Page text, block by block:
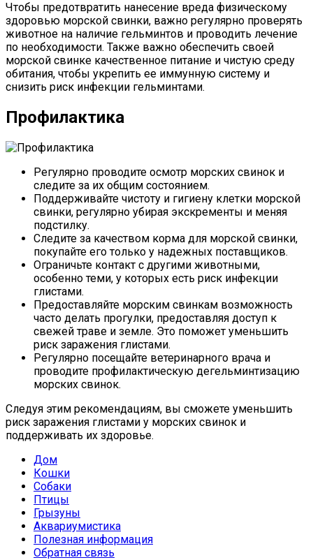
Чтобы предотвратить нанесение вреда физическому
здоровью морской свинки, важно регулярно проверять
животное на наличие гельминтов и проводить лечение
по необходимости. Также важно обеспечить своей
морской свинке качественное питание и чистую среду
обитания, чтобы укрепить ее иммунную систему и
снизить риск инфекции гельминтами.
Профилактика
Регулярно проводите осмотр морских свинок и
следите за их общим состоянием.
Поддерживайте чистоту и гигиену клетки морской
свинки, регулярно убирая экскременты и меняя
подстилку.
Следите за качеством корма для морской свинки,
покупайте его только у надежных поставщиков.
Ограничьте контакт с другими животными,
особенно теми, у которых есть риск инфекции
глистами.
Предоставляйте морским свинкам возможность
часто делать прогулки, предоставляя доступ к
свежей траве и земле. Это поможет уменьшить
риск заражения глистами.
Регулярно посещайте ветеринарного врача и
проводите профилактическую дегельминтизацию
морских свинок.
Следуя этим рекомендациям, вы сможете уменьшить
риск заражения глистами у морских свинок и
поддерживать их здоровье.
Дом
Кошки
Собаки
Птицы
Грызуны
Аквариумистика
Полезная информация
Обратная связь